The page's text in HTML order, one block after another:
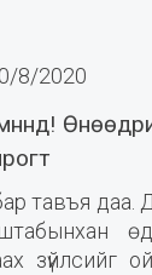
8/2020
тавъя даа.
зүйлсийг